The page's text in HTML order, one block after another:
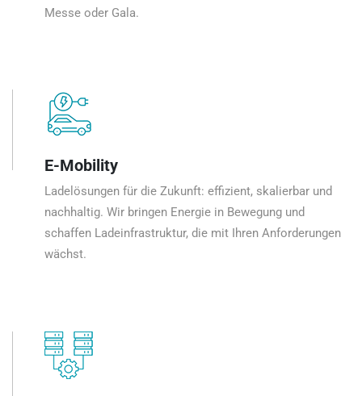
Messe oder Gala.
E-Mobility
Ladelösungen für die Zukunft: effizient, skalierbar und
nachhaltig. Wir bringen Energie in Bewegung und
schaffen Ladeinfrastruktur, die mit Ihren Anforderungen
wächst.